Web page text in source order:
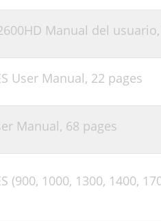
Manual del usuario,
User Manual, 22 pages
Manual, 68 pages
(900, 1000, 1300, 1400,